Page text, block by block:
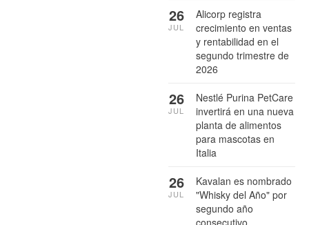
Alicorp registra
crecimiento en ventas
y rentabilidad en el
segundo trimestre de
2026
26
JUL
Nestlé Purina PetCare
invertirá en una nueva
planta de alimentos
para mascotas en
Italia
26
JUL
Kavalan es nombrado
"Whisky del Año" por
segundo año
26
JUL